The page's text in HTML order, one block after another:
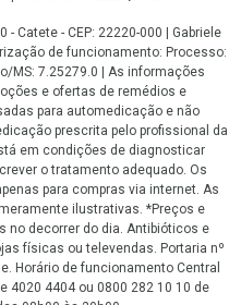
- Catete - CEP: 22220-000 | Gabriele
de funcionamento: Processo:
MS: 7.25279.0 | As informações
e ofertas de remédios e
para automedicação e não
prescrita pelo profissional da
em condições de diagnosticar
o tratamento adequado. Os
para compras via internet. As
ilustrativas. *Preços e
no decorrer do dia. Antibióticos e
físicas ou televendas. Portaria nº
Horário de funcionamento Central
4020 4404 ou 0800 282 10 10 de